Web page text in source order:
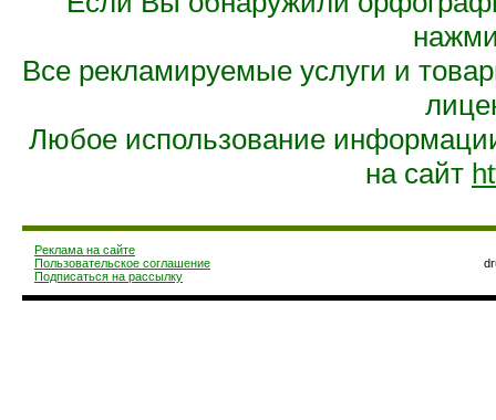
Все рекламируемые услуги и
Любое использование
на сайт
Реклама на сайте
Пользовательское соглашение
Подписаться на рассылку